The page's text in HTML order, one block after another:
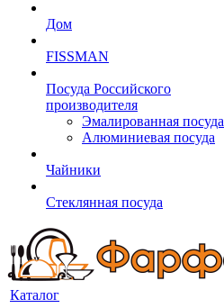
Дом
FISSMAN
Посуда Российского
производителя
Эмалированная посуда
Алюминиевая посуда
Чайники
Стеклянная посуда
Каталог